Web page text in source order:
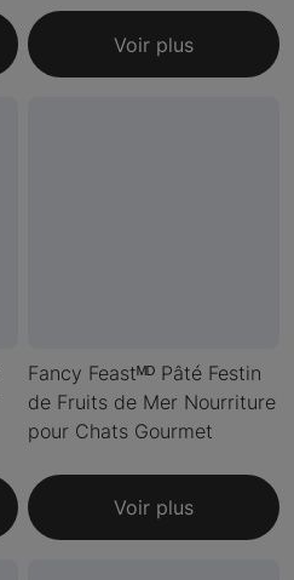
Voir plus
Fancy Feastᴹᴰ Pâté Festin
de Fruits de Mer Nourriture
pour Chats Gourmet
Voir plus